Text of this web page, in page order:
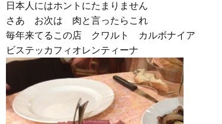
日本人にはホントにたまりません
さあ お次は 肉と言ったらこれ
毎年来てるこの店 クワルト カルボナイア
ビステッカフィオレンティーナ